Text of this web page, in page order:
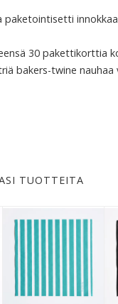
paketointisetti
30 pakettikorttia
bakers-twine nauhaa
TUOTTEITA